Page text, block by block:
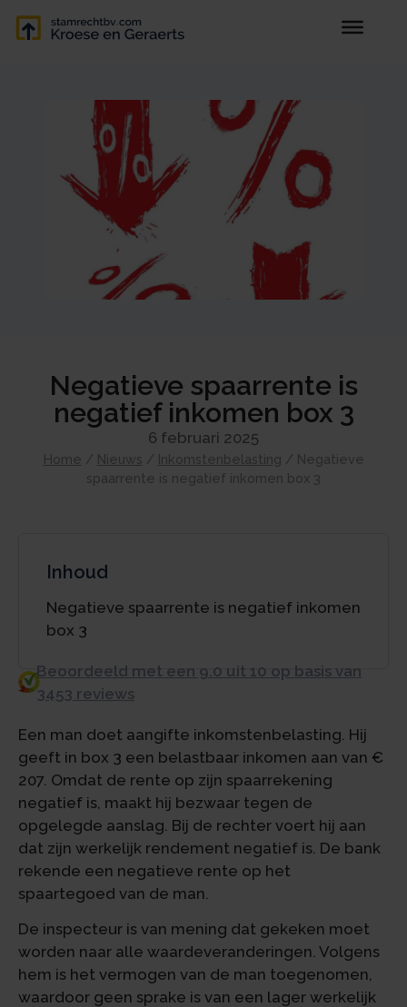
Negatieve spaarrente is
negatief inkomen box 3
6 februari 2025
Home / Nieuws / Inkomstenbelasting / Negatieve
spaarrente is negatief inkomen box 3
Inhoud
Negatieve spaarrente is negatief inkomen
box 3
Beoordeeld met een 9.0 uit 10 op basis van
3453 reviews
Een man doet aangifte inkomstenbelasting. Hij
geeft in box 3 een belastbaar inkomen aan van €
207. Omdat de rente op zijn spaarrekening
negatief is, maakt hij bezwaar tegen de
opgelegde aanslag. Bij de rechter voert hij aan
dat zijn werkelijk rendement negatief is. De bank
rekende een negatieve rente op het
spaartegoed van de man.
De inspecteur is van mening dat gekeken moet
worden naar alle waardeveranderingen. Volgens
hem is het vermogen van de man toegenomen,
waardoor geen sprake is van een lager werkelijk